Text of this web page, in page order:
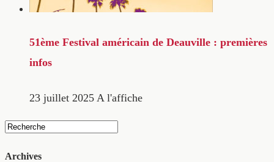
51ème Festival américain de Deauville : premières
infos
23 juillet 2025 A l'affiche
Archives